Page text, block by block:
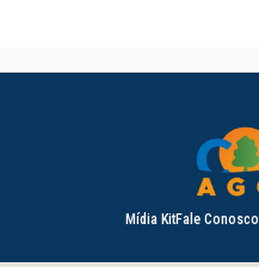
Mídia KitFale Conosco